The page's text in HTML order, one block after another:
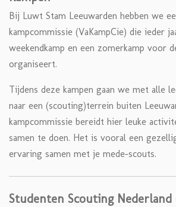
Bij Luwt Stam Leeuwarden hebben we
kampcommissie (VaKampCie) die ieder
weekendkamp en een zomerkamp voor
organiseert.
Tijdens deze kampen gaan we met alle
naar een (scouting)terrein buiten
kampcommissie bereidt hier leuke
samen te doen. Het is vooral een
ervaring samen met je mede-scouts.
Studenten Scouting Nederland